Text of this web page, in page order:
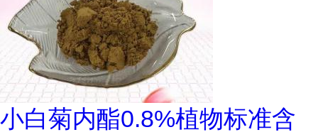
小白菊内酯0.8%植物标准含